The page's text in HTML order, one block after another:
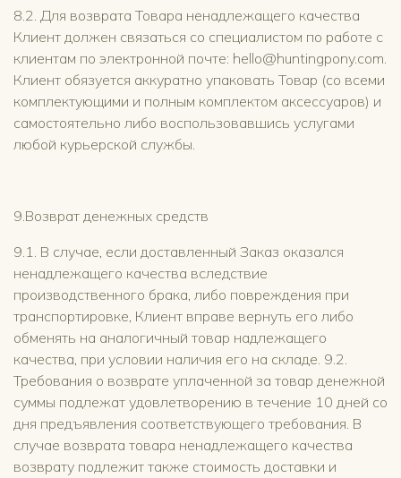
8.2. Для возврата Товара ненадлежащего качества
Клиент должен связаться со специалистом по работе с
клиентам по электронной почте: hello@huntingpony.com.
Клиент обязуется аккуратно упаковать Товар (со всеми
комплектующими и полным комплектом аксессуаров) и
самостоятельно либо воспользовавшись услугами
любой курьерской службы.
9.Возврат денежных средств
9.1. В случае, если доставленный Заказ оказался
ненадлежащего качества вследствие
производственного брака, либо повреждения при
транспортировке, Клиент вправе вернуть его либо
обменять на аналогичный товар надлежащего
качества, при условии наличия его на складе. 9.2.
Требования о возврате уплаченной за товар денежной
суммы подлежат удовлетворению в течение 10 дней со
дня предъявления соответствующего требования. В
случае возврата товара ненадлежащего качества
возврату подлежит также стоимость доставки и